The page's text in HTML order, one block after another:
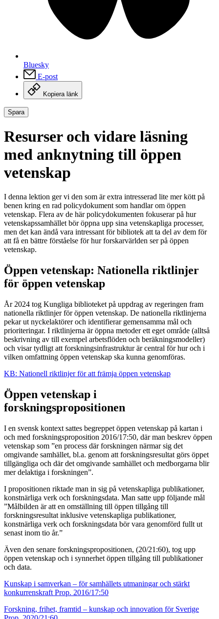
Bluesky
E-post
Kopiera länk
Spara
Resurser och vidare läsning
med anknytning till öppen
vetenskap
I denna lektion ger vi den som är extra intresserad lite mer kött på
benen kring en rad policydokument som handlar om öppen
vetenskap. Flera av de här policydokumenten fokuserar på hur
vetenskapssamhället bör öppna upp sina vetenskapliga processer,
men det kan ändå vara intressant för bibliotek att ta del av dem för
att få en bättre förståelse för hur forskarvärlden ser på öppen
vetenskap.
Öppen vetenskap: Nationella riktlinjer
för öppen vetenskap
År 2024 tog Kungliga biblioteket på uppdrag av regeringen fram
nationella riktlinjer för öppen vetenskap. De nationella riktlinjerna
pekar ut nyckelaktörer och identifierar gemensamma mål och
prioriteringar. I riktlinjerna är öppna metoder ett eget område (alltså
beskrivning av till exempel arbetsflöden och beräkningsmodeller)
och visar tydligt att forskningsinfrastruktur är central för hur och i
vilken omfattning öppen vetenskap ska kunna genomföras.
KB: Nationell riktlinjer för att främja öppen vetenskap
Öppen vetenskap i
forskningspropositionen
I en svensk kontext sattes begreppet öppen vetenskap på kartan i
och med forskningsproposition 2016/17:50, där man beskrev öppen
vetenskap som ”en process där forskningen närmar sig det
omgivande samhället, bl.a. genom att forskningsresultat görs öppet
tillgängliga och där det omgivande samhället och medborgarna blir
mer delaktiga i forskningen”.
I propositionen riktade man in sig på vetenskapliga publikationer,
konstnärliga verk och forskningsdata. Man satte upp följande mål
”Målbilden är att en omställning till öppen tillgång till
forskningsresultat inklusive vetenskapliga publikationer,
konstnärliga verk och forskningsdata bör vara genomförd fullt ut
senast inom tio år.”
Även den senare forskningspropositionen, (20/21:60), tog upp
öppen vetenskap och i synnerhet öppen tillgång till publikationer
och data.
Kunskap i samverkan – för samhällets utmaningar och stärkt
konkurrenskraft Prop. 2016/17:50
Forskning, frihet, framtid – kunskap och innovation för Sverige